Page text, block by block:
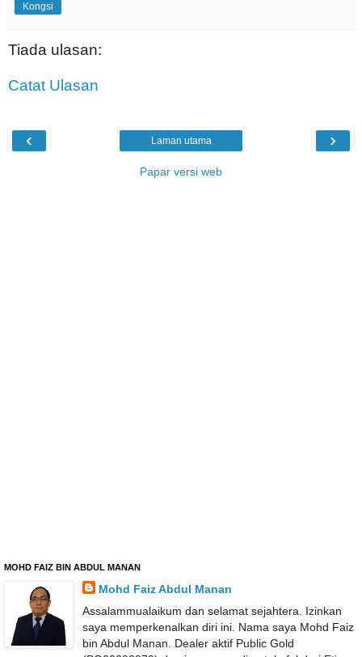
Kongsi
Tiada ulasan:
Catat Ulasan
‹ ›
Laman utama
Papar versi web
MOHD FAIZ BIN ABDUL MANAN
Mohd Faiz Abdul Manan
Assalammualaikum dan selamat sejahtera. Izinkan
saya memperkenalkan diri ini. Nama saya Mohd Faiz
bin Abdul Manan. Dealer aktif Public Gold